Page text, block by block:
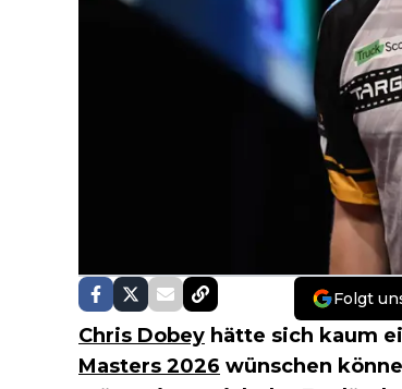
Folgt
Chris Dobey hätte sich kaum
Masters 2026 wünschen